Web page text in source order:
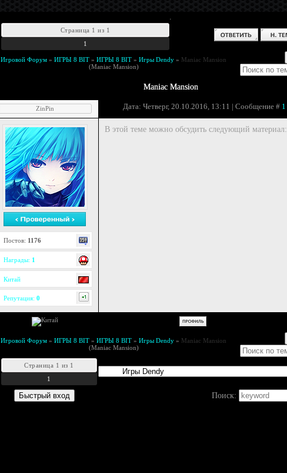
.
Страница 1 из 1
1
Игровой Форум » ИГРЫ 8 BIT » ИГРЫ 8 BIT » Игры Dendy » Maniac Mansion
(Maniac Mansion)
Maniac Mansion
ZinPin Дата: Четверг, 20.10.2016, 13:11 | Сообщение # 1
Постов: 1176
Награды: 1
Китай
Репутация: 0
В этой теме можно обсудить следующий материал:
Игровой Форум » ИГРЫ 8 BIT » ИГРЫ 8 BIT » Игры Dendy » Maniac Mansion
(Maniac Mansion)
Страница 1 из 1
1
Поиск: